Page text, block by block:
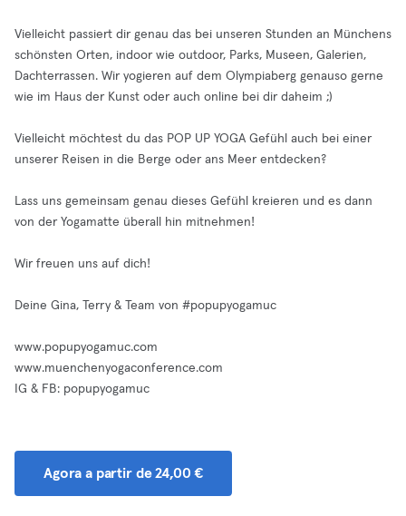
Vielleicht passiert dir genau das bei unseren Stunden an Münchens
schönsten Orten, indoor wie outdoor, Parks, Museen, Galerien,
Dachterrassen. Wir yogieren auf dem Olympiaberg genauso gerne
wie im Haus der Kunst oder auch online bei dir daheim ;)
Vielleicht möchtest du das POP UP YOGA Gefühl auch bei einer
unserer Reisen in die Berge oder ans Meer entdecken?
Lass uns gemeinsam genau dieses Gefühl kreieren und es dann
von der Yogamatte überall hin mitnehmen!
Wir freuen uns auf dich!
Deine Gina, Terry & Team von #popupyogamuc
www.popupyogamuc.com
www.muenchenyogaconference.com
IG & FB: popupyogamuc
Agora a partir de 24,00 €